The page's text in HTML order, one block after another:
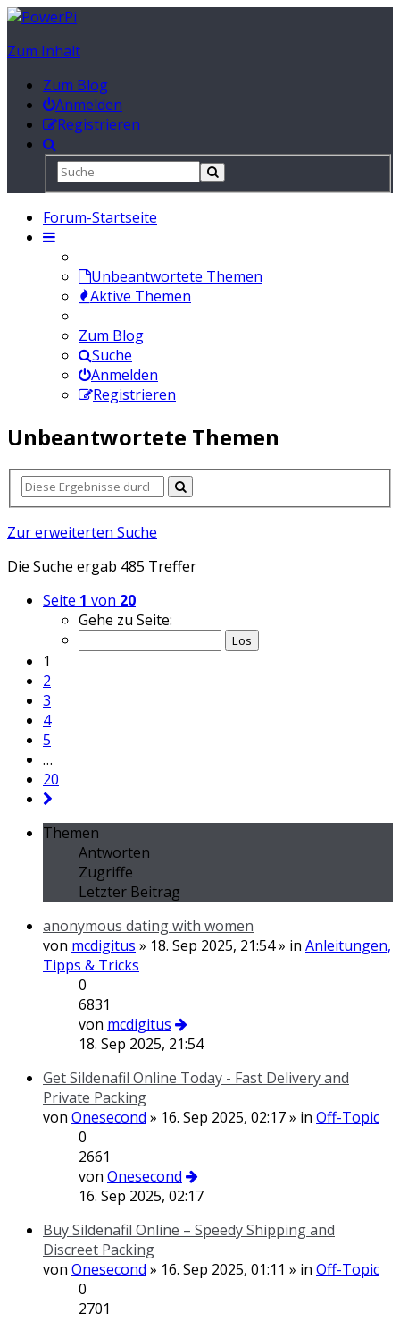
Zum Inhalt
Zum Blog
Anmelden
Registrieren
Forum-Startseite
Unbeantwortete Themen
Aktive Themen
Zum Blog
Suche
Anmelden
Registrieren
Unbeantwortete Themen
Zur erweiterten Suche
Die Suche ergab 485 Treffer
Seite 1 von 20
Gehe zu Seite:
1
2
3
4
5
…
20
Themen
Antworten
Zugriffe
Letzter Beitrag
anonymous dating with women
von mcdigitus » 18. Sep 2025, 21:54 » in Anleitungen,
Tipps & Tricks
0
6831
von mcdigitus
18. Sep 2025, 21:54
Get Sildenafil Online Today - Fast Delivery and
Private Packing
von Onesecond » 16. Sep 2025, 02:17 » in Off-Topic
0
2661
von Onesecond
16. Sep 2025, 02:17
Buy Sildenafil Online – Speedy Shipping and
Discreet Packing
von Onesecond » 16. Sep 2025, 01:11 » in Off-Topic
0
2701